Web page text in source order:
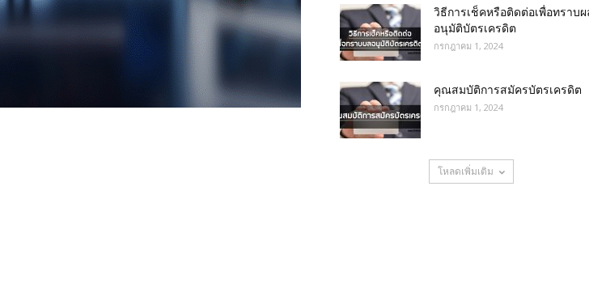
วิธีการเช็คหรือติดต่อเพื่อทราบ
อนุมัติบัตรเครดิต
กรกฎาคม 1, 2024
คุณสมบัติการสมัครบัตรเครดิต
กรกฎาคม 1, 2024
โหลดเพิ่มเติม